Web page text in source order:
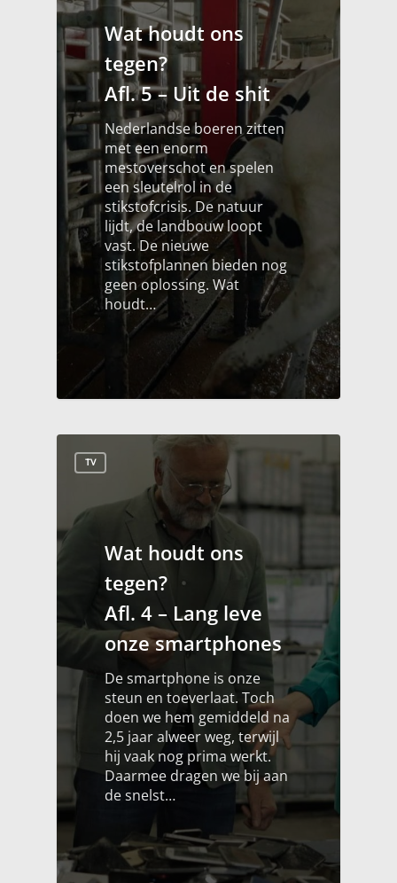
Wat houdt ons
tegen?
Afl. 5 – Uit de shit
Nederlandse boeren zitten
met een enorm
mestoverschot en spelen
een sleutelrol in de
stikstofcrisis. De natuur
lijdt, de landbouw loopt
vast. De nieuwe
stikstofplannen bieden nog
geen oplossing. Wat
houdt…
TV
Wat houdt ons
tegen?
Afl. 4 – Lang leve
onze smartphones
De smartphone is onze
steun en toeverlaat. Toch
doen we hem gemiddeld na
2,5 jaar alweer weg, terwijl
hij vaak nog prima werkt.
Daarmee dragen we bij aan
de snelst…